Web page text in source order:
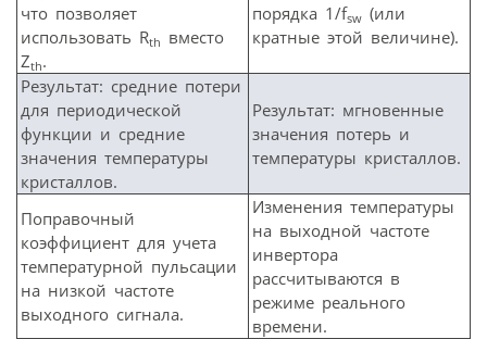
что позволяет
использовать Rth вместо
Zth.
порядка 1/fsw (или
кратные этой величине).
Результат: средние потери
для периодической
функции и средние
значения температуры
кристаллов.
Результат: мгновенные
значения потерь и
температуры кристаллов.
Поправочный
коэффициент для учета
температурной пульсации
на низкой частоте
выходного сигнала.
Изменения температуры
на выходной частоте
инвертора
рассчитываются в
режиме реального
времени.